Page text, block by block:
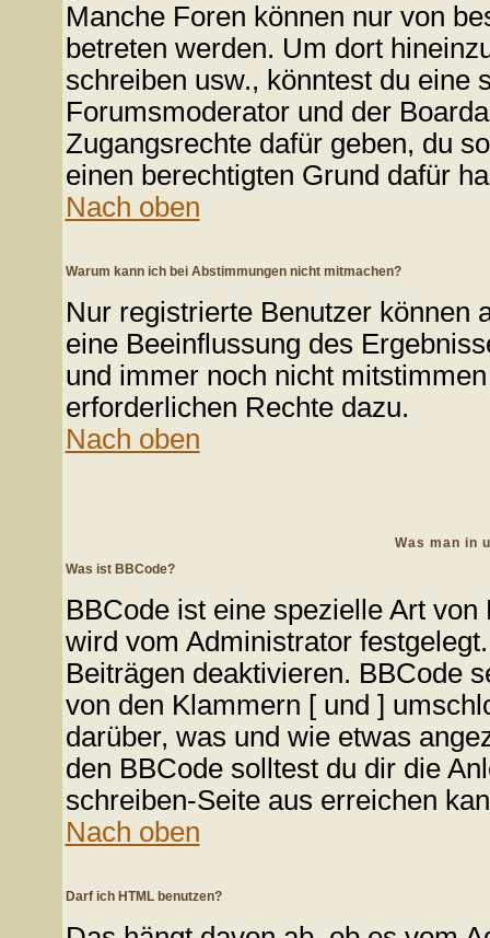
Manche Foren können nur von
betreten werden. Um dort
schreiben usw., könntest du eine
Forumsmoderator und der
Zugangsrechte dafür geben, du
einen berechtigten Grund dafür
Nach oben
Warum kann ich bei Abstimmungen nicht mitmachen?
Nur registrierte Benutzer können
eine Beeinflussung des
und immer noch nicht
erforderlichen Rechte dazu.
Nach oben
Was man in
Was ist BBCode?
BBCode ist eine spezielle Art
wird vom Administrator
Beiträgen deaktivieren. BBCode
von den Klammern [ und ]
darüber, was und wie etwas
den BBCode solltest du dir die
schreiben-Seite aus erreichen
Nach oben
Darf ich HTML benutzen?